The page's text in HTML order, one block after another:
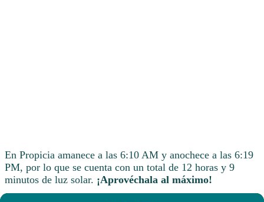
En Propicia amanece a las 6:10 AM y anochece a las 6:19
PM, por lo que se cuenta con un total de 12 horas y 9
minutos de luz solar. ¡Aprovéchala al máximo!